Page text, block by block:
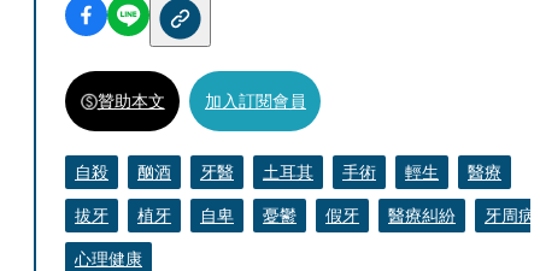
贊助本文 加入訂閱會員
自殺 酗酒 牙醫 土耳其 手術 輕生
醫療
拔牙
植牙 自卑 憂鬱 假牙 醫療糾紛
牙周病
心理健康